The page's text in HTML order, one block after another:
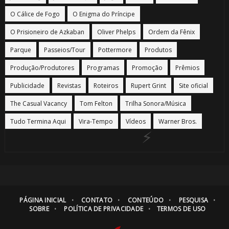
O Cálice de Fogo O Enigma do Príncipe
O Prisioneiro de Azkaban Oliver Phelps Ordem da Fênix
Parque Passeios/Tour Pottermore Produtos
Produção/Produtores Programas Promoção Prêmios
Publicidade Revistas Roteiros Rupert Grint Site oficial
The Casual Vacancy Tom Felton Trilha Sonora/Música
Tudo Termina Aqui Vira-Tempo Vídeos Warner Bros.
PÁGINA INICIAL CONTATO CONTEÚDO
PESQUISA
SOBRE
POLÍTICA DE PRIVACIDADE TERMOS DE USO
🎈